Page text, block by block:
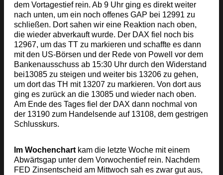
dem Vortagestief rein. Ab 9 Uhr ging es direkt weiter
nach unten, um ein noch offenes GAP bei 12991 zu
schließen. Dort sahen wir eine Reaktion nach oben,
die wieder abverkauft wurde. Der DAX fiel noch bis
12967, um das TT zu markieren und schaffte es dann
mit den US-Börsen und der Rede von Powell vor dem
Bankenausschuss ab 15:30 Uhr durch den Widerstand
bei13085 zu steigen und weiter bis 13206 zu gehen,
um dort das TH mit 13207 zu markieren. Von dort aus
ging es zurück an die 13085 und wieder nach oben.
Am Ende des Tages fiel der DAX dann nochmal von
der 13190 zum Handelsende auf 13108, dem gestrigen
Schlusskurs.
Im Wochenchart kam die letzte Woche mit einem
Abwärtsgap unter dem Vorwochentief rein. Nachdem
FED Zinsentscheid am Mittwoch sah es zwar gut aus,